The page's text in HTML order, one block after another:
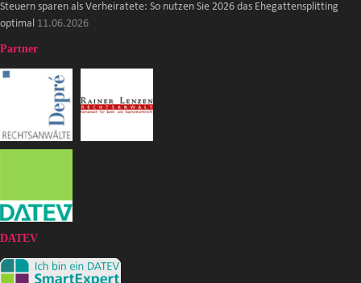
Steuern sparen als Verheiratete: So nutzen Sie 2026 das Ehegattensplitting
optimal 11.06.2026
Partner
DATEV